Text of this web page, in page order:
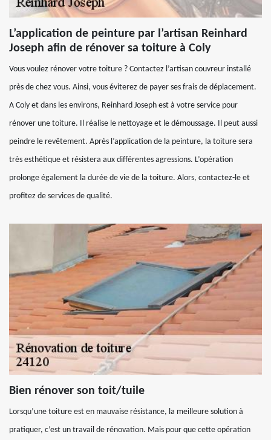
L’application de peinture par l’artisan Reinhard
Joseph afin de rénover sa toiture à Coly
Vous voulez rénover votre toiture ? Contactez l’artisan couvreur installé
près de chez vous. Ainsi, vous éviterez de payer ses frais de déplacement.
A Coly et dans les environs, Reinhard Joseph est à votre service pour
rénover une toiture. Il réalise le nettoyage et le démoussage. Il peut aussi
peindre le revêtement. Après l’application de la peinture, la toiture sera
très esthétique et résistera aux différentes agressions. L’opération
prolonge également la durée de vie de la toiture. Alors, contactez-le et
profitez de services de qualité.
Bien rénover son toit/tuile
Lorsqu’une toiture est en mauvaise résistance, la meilleure solution à
pratiquer, c’est un travail de rénovation. Mais pour que cette opération